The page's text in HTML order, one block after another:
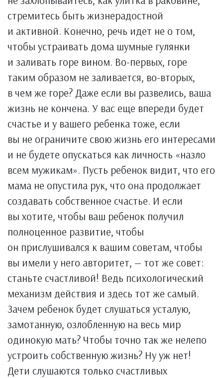
стремитесь быть жизнерадостной
и активной. Конечно, речь идет не о том,
чтобы устраивать дома шумные гулянки
и заливать горе вином. Во-первых, горе
таким образом не заливается, во-вторых,
в чем же горе? Даже если вы развелись, ваша
жизнь не кончена. У вас еще впереди будет
счастье и у вашего ребенка тоже, если
вы не ограничите свою жизнь его интересами
и не будете опускаться как личность «назло
всем мужикам». Пусть ребенок видит, что его
мама не опустила рук, что она продолжает
создавать собственное счастье. И если
вы хотите, чтобы ваш ребенок получил
полноценное развитие, чтобы
он прислушивался к вашим советам, чтобы
вы имели у него авторитет, — тот же совет:
станьте счастливой! Ведь психологический
механизм действия и здесь тот же самый.
Зачем ребенок будет слушаться усталую,
замотанную, озлобленную на весь мир
одинокую мать? Чтобы точно так же нелепо
устроить собственную жизнь? Ну уж нет!
Дети слушаются только счастливых